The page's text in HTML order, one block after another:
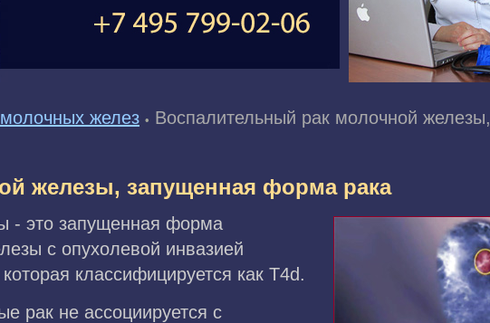
желез • Воспалительный рак молочной железы,
железы, запущенная форма рака
- это запущенная форма
с опухолевой инвазией
классифицируется как T4d.
рак не ассоциируется с